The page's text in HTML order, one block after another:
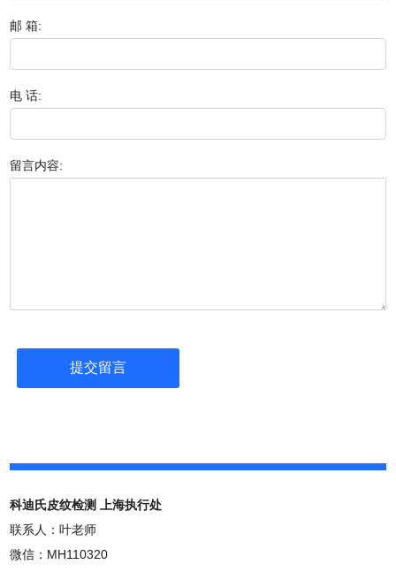
邮 箱:
电 话:
留言内容:
科迪氏皮纹检测 上海执行处
联系人：叶老师
微信：MH110320